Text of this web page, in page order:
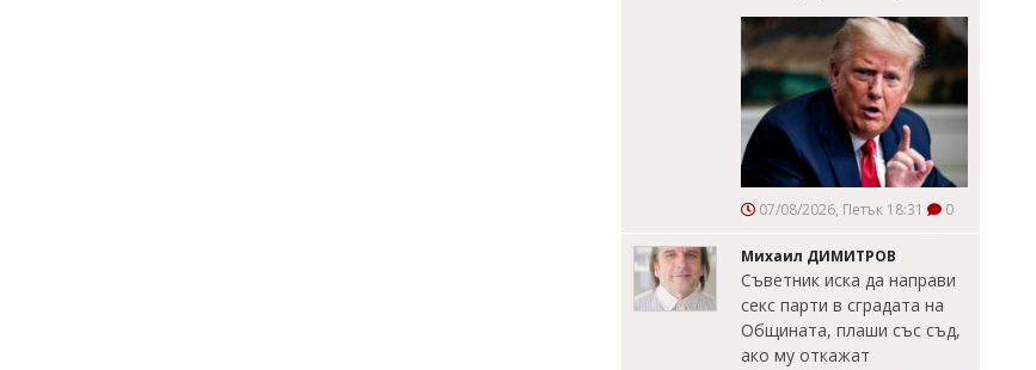
07/08/2026, Петък 18:31 0
Михаил ДИМИТРОВ
Съветник иска да направи
секс парти в сградата на
Общината, плаши със съд,
ако му откажат